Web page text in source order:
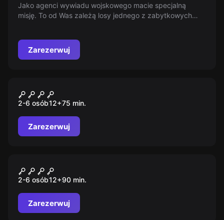
Jako agenci wywiadu wojskowego macie specjalną
misję. To od Was zależą losy jednego z zabytkowych
Zarezerwuj
Statek Kosmiczny: Kierunek
Mars
2-6 osób12+75 min.
Zarezerwuj
Szlak Nieumarłych
2-6 osób12+90 min.
Zarezerwuj